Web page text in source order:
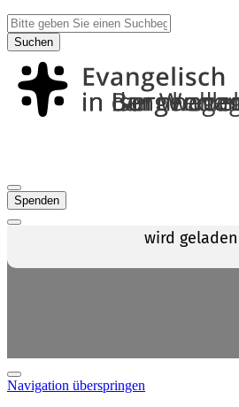
Suchen
Spenden
Navigation überspringen